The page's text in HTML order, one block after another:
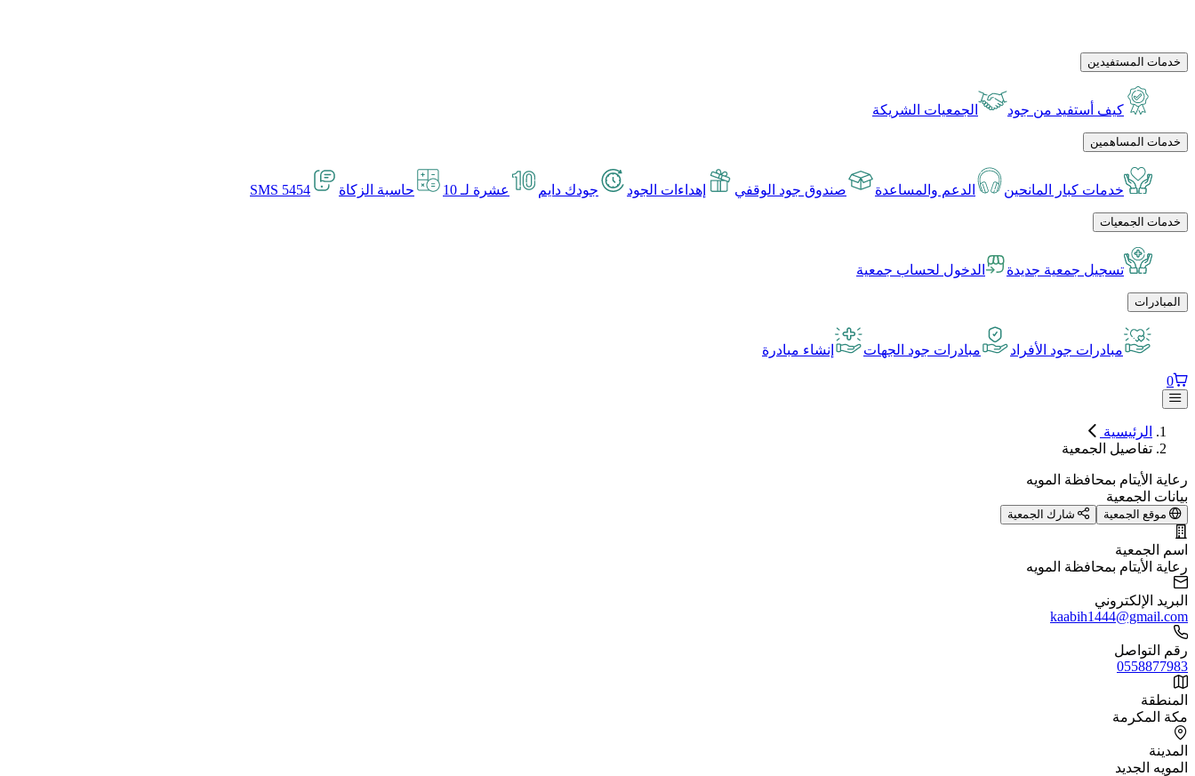
خدمات المستفيدين
كيف أستفيد من جود الجمعيات الشريكة
خدمات المساهمين
خدمات كبار المانحين الدعم والمساعدة صندوق جود الوقفي إهداءات الجود جودك دايم عشرة لـ 10 حاسبة الزكاة SMS 5454
خدمات الجمعيات
تسجيل جمعية جديدة الدخول لحساب جمعية
المبادرات
مبادرات جود الأفراد مبادرات جود الجهات إنشاء مبادرة
0
الرئيسية
تفاصيل الجمعية
رعاية الأيتام بمحافظة المويه
بيانات الجمعية
موقع الجمعية شارك الجمعية
اسم الجمعية
رعاية الأيتام بمحافظة المويه
البريد الإلكتروني
kaabih1444@gmail.com
رقم التواصل
0558877983
المنطقة
مكة المكرمة
المدينة
المويه الجديد